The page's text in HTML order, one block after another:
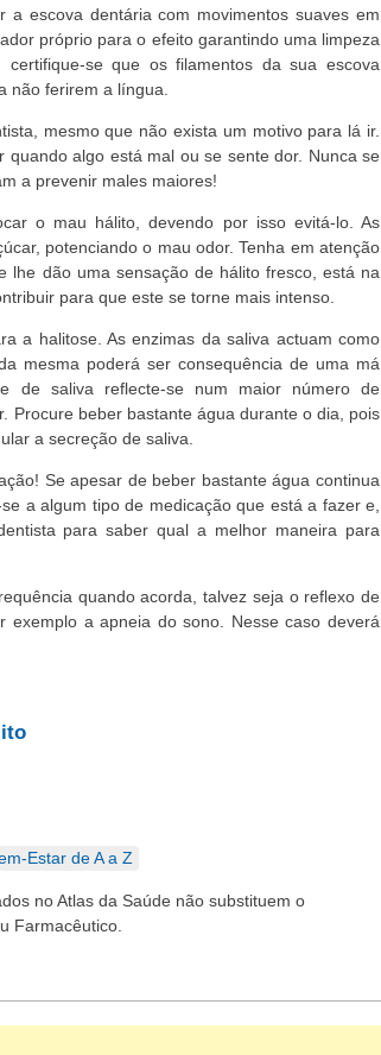
a escova dentária com movimentos suaves em
próprio para o efeito garantindo uma limpeza
se que os filamentos da sua escova
não ferirem a língua.
mesmo que não exista um motivo para lá ir.
algo está mal ou se sente dor. Nunca se
a prevenir males maiores!
o mau hálito, devendo por isso evitá-lo. As
potenciando o mau odor. Tenha em atenção
lhe dão uma sensação de hálito fresco, está na
para que este se torne mais intenso.
a halitose. As enzimas da saliva actuam como
mesma poderá ser consequência de uma má
de saliva reflecte-se num maior número de
Procure beber bastante água durante o dia, pois
a secreção de saliva.
Se apesar de beber bastante água continua
a algum tipo de medicação que está a fazer e,
para saber qual a melhor maneira para
quando acorda, talvez seja o reflexo de
a apneia do sono. Nesse caso deverá
Estar de A a Z
no Atlas da Saúde não substituem o
Farmacêutico.